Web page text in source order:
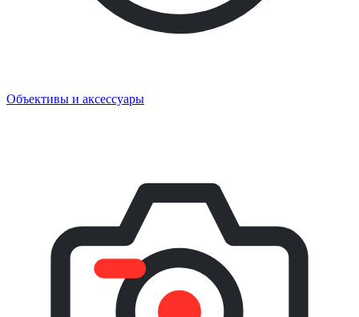
Объективы и аксессуары